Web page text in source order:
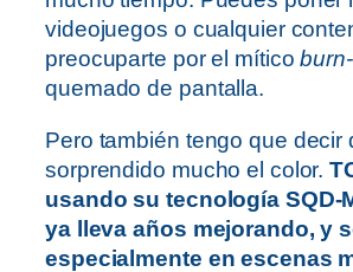
videojuegos o cualquier
preocuparte por el mítico
quemado de pantalla.
Pero también tengo que decir
sorprendido mucho el color.
usando su tecnología SQD-
ya lleva años mejorando, y
especialmente en escenas